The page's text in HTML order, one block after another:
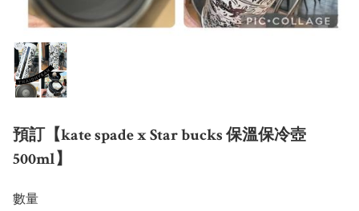
預訂【kate spade x Star bucks 保溫保冷壺
500ml】
數量